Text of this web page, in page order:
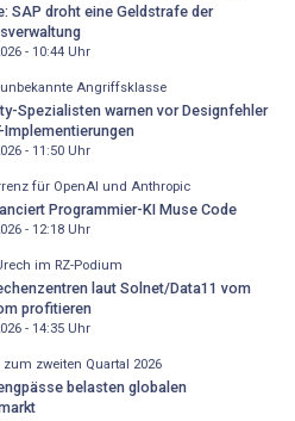
SAP droht eine Geldstrafe der
- 10:44Uhr
Angriffsklasse
Spezialisten warnen vor Designfehler
Implementierungen
- 11:50Uhr
für OpenAI und Anthropic
Programmier-KI Muse Code
- 12:18Uhr
im RZ-Podium
laut Solnet/Data11 vom
profitieren
- 14:35Uhr
zum zweiten Quartal 2026
belasten globalen